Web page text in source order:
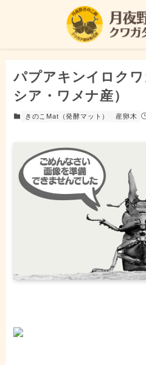
パプアキンイロク
シア・ワメナ産）
きのこMat（発酵マット） 産卵木